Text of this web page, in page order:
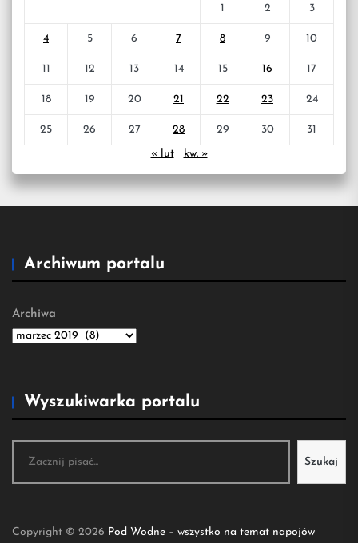
1 2 3
4 5 6 7 8 9 10
11 12 13 14 15 16 17
18 19 20 21 22 23 24
25 26 27 28 29 30
31
« lut
kw. »
Archiwum portalu
Archiwa
Wyszukiwarka portalu
Szukaj
Copyright © 2026 Pod Wodne – wszystko na temat napojów